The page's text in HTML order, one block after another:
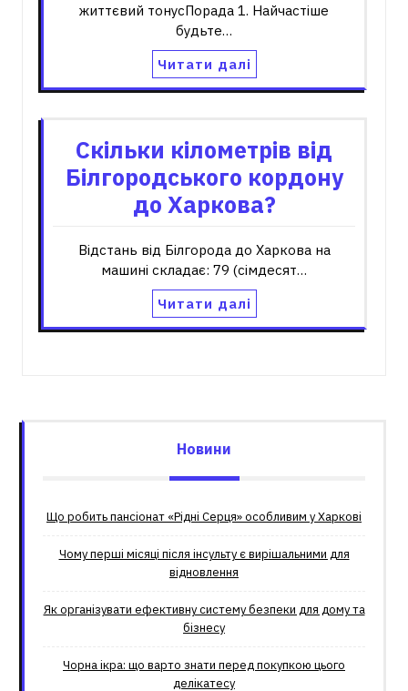
життєвий тонусПорада 1. Найчастіше
будьте…
Читати далі
Скільки кілометрів від
Білгородського кордону
до Харкова?
Відстань від Білгорода до Харкова на
машині складає: 79 (сімдесят…
Читати далі
Новини
Що робить пансіонат «Рідні Серця» особливим у Харкові
Чому перші місяці після інсульту є вирішальними для
відновлення
Як організувати ефективну систему безпеки для дому та
бізнесу
Чорна ікра: що варто знати перед покупкою цього
делікатесу